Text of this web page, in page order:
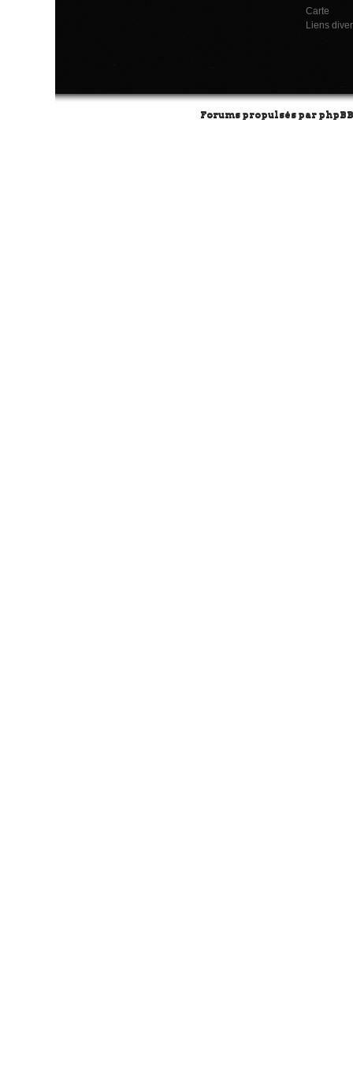
Carte
Liens
Forums propulsés par phpBB